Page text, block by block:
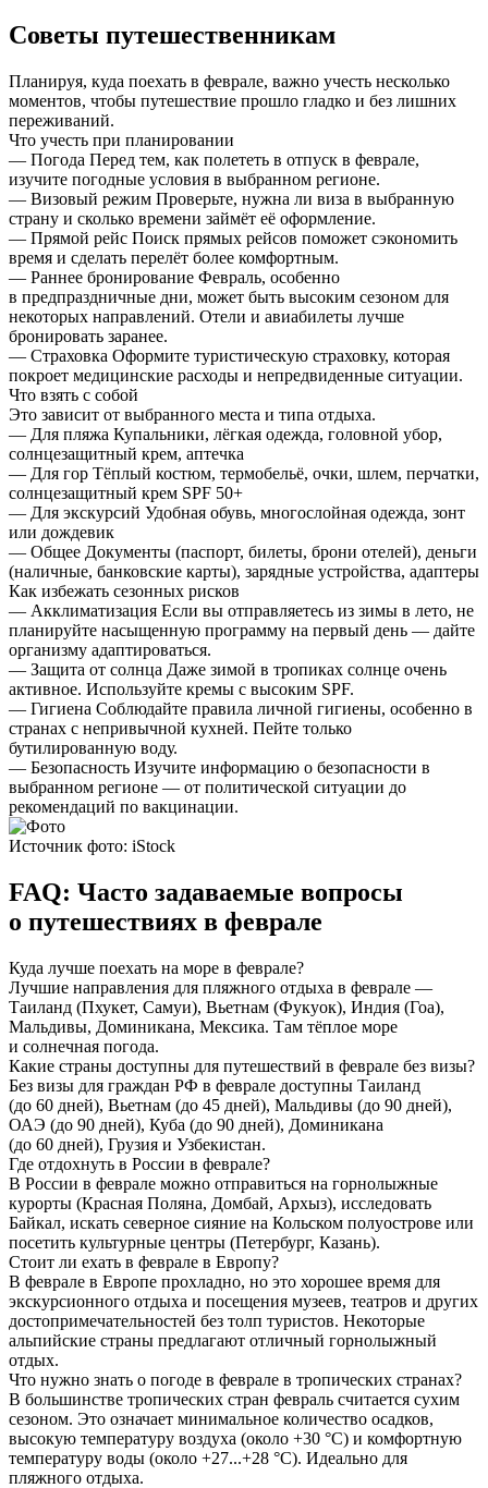
Советы путешественникам
Планируя, куда поехать в феврале, важно учесть несколько
моментов, чтобы путешествие прошло гладко и без лишних
переживаний.
Что учесть при планировании
— Погода Перед тем, как полететь в отпуск в феврале,
изучите погодные условия в выбранном регионе.
— Визовый режим Проверьте, нужна ли виза в выбранную
страну и сколько времени займёт её оформление.
— Прямой рейс Поиск прямых рейсов поможет сэкономить
время и сделать перелёт более комфортным.
— Раннее бронирование Февраль, особенно
в предпраздничные дни, может быть высоким сезоном для
некоторых направлений. Отели и авиабилеты лучше
бронировать заранее.
— Страховка Оформите туристическую страховку, которая
покроет медицинские расходы и непредвиденные ситуации.
Что взять с собой
Это зависит от выбранного места и типа отдыха.
— Для пляжа Купальники, лёгкая одежда, головной убор,
солнцезащитный крем, аптечка
— Для гор Тёплый костюм, термобельё, очки, шлем, перчатки,
солнцезащитный крем SPF 50+
— Для экскурсий Удобная обувь, многослойная одежда, зонт
или дождевик
— Общее Документы (паспорт, билеты, брони отелей), деньги
(наличные, банковские карты), зарядные устройства, адаптеры
Как избежать сезонных рисков
— Акклиматизация Если вы отправляетесь из зимы в лето, не
планируйте насыщенную программу на первый день — дайте
организму адаптироваться.
— Защита от солнца Даже зимой в тропиках солнце очень
активное. Используйте кремы с высоким SPF.
— Гигиена Соблюдайте правила личной гигиены, особенно в
странах с непривычной кухней. Пейте только
бутилированную воду.
— Безопасность Изучите информацию о безопасности в
выбранном регионе — от политической ситуации до
рекомендаций по вакцинации.
Источник фото: iStock
FAQ: Часто задаваемые вопросы
о путешествиях в феврале
Куда лучше поехать на море в феврале?
Лучшие направления для пляжного отдыха в феврале —
Таиланд (Пхукет, Самуи), Вьетнам (Фукуок), Индия (Гоа),
Мальдивы, Доминикана, Мексика. Там тёплое море
и солнечная погода.
Какие страны доступны для путешествий в феврале без визы?
Без визы для граждан РФ в феврале доступны Таиланд
(до 60 дней), Вьетнам (до 45 дней), Мальдивы (до 90 дней),
ОАЭ (до 90 дней), Куба (до 90 дней), Доминикана
(до 60 дней), Грузия и Узбекистан.
Где отдохнуть в России в феврале?
В России в феврале можно отправиться на горнолыжные
курорты (Красная Поляна, Домбай, Архыз), исследовать
Байкал, искать северное сияние на Кольском полуострове или
посетить культурные центры (Петербург, Казань).
Стоит ли ехать в феврале в Европу?
В феврале в Европе прохладно, но это хорошее время для
экскурсионного отдыха и посещения музеев, театров и других
достопримечательностей без толп туристов. Некоторые
альпийские страны предлагают отличный горнолыжный
отдых.
Что нужно знать о погоде в феврале в тропических странах?
В большинстве тропических стран февраль считается сухим
сезоном. Это означает минимальное количество осадков,
высокую температуру воздуха (около +30 °C) и комфортную
температуру воды (около +27...+28 °C). Идеально для
пляжного отдыха.